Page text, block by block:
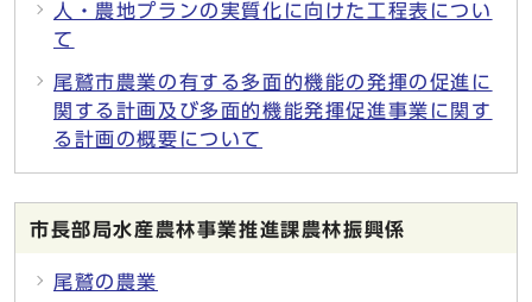
人・農地プランの実質化に向けた工程表につい
て
尾鷲市農業の有する多面的機能の発揮の促進に
関する計画及び多面的機能発揮促進事業に関す
る計画の概要について
市長部局水産農林事業推進課農林振興係
尾鷲の農業